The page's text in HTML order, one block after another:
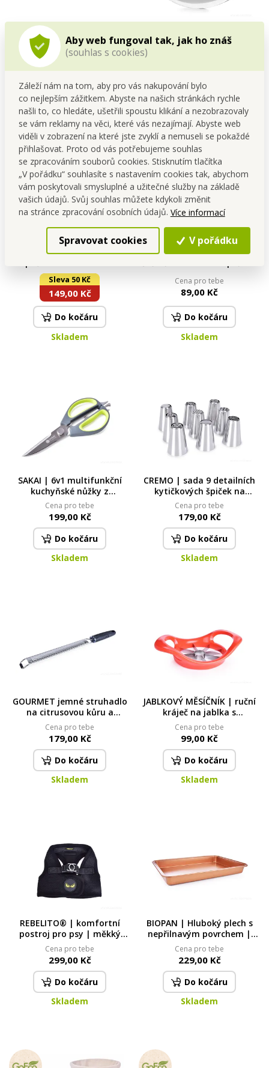
Aby web fungoval tak, jak ho znáš
(souhlas s cookies)
Záleží nám na tom, aby pro vás nakupování bylo
co nejlepším zážitkem. Abyste na našich stránkách rychle
našli to, co hledáte, ušetřili spoustu klikání a nezobrazovaly
se vám reklamy na věci, které vás nezajímají. Abyste web
viděli v zobrazení na které jste zvyklí a nemuseli se pokaždé
přihlašovat. Proto od vás potřebujeme souhlas
se zpracováním souborů cookies. Stisknutím tlačítka
„V pořádku“ souhlasíte s nastavením cookies tak, abychom
vám poskytovali smysluplné a užitečné služby na základě
vašich údajů. Svůj souhlas můžete kdykoli změnit
na stránce zpracování osobních údajů. Více informací
Spravovat cookies V pořádku
NEDOSTUPNÁ SASANKA® |
Náhradní návlek | jasně
zelený | 43 cm
Cena pro tebe
99,00 Kč
Do kočáru
Skladem
dvojnůž na bylinky a sekání
Do kočáru
Skladem
FC TRAVELLER |
zipy kufrů | číselný kód
Sleva 50 Kč
149,00 Kč
Do kočáru
Skladem
ART | 12 ks sada KULATÝCH
temperové i akrylové barvy
Cena pro tebe
89,00 Kč
Do kočáru
Skladem
SAKAI | 6v1 multifunkční
kuchyňské nůžky z
prvotřídní oceli
Cena pro tebe
199,00 Kč
Do kočáru
Skladem
CREMO | sada 9 detailních
kytičkových špiček na
zdobení krémů
Cena pro tebe
179,00 Kč
Do kočáru
Skladem
GOURMET jemné struhadlo
na citrusovou kůru a
parmezán | Nerezová čepel
s protiskluzovou rukojetí
Cena pro tebe
179,00 Kč
Do kočáru
Skladem
JABLKOVÝ MĚSÍČNÍK | ruční
kráječ na jablka s
odstraňovačem jadřince
Cena pro tebe
99,00 Kč
Do kočáru
Skladem
REBELITO® | komfortní
postroj pro psy | měkký
síťovaný materiál | suchý
zip + přezka | černý
Cena pro tebe
299,00 Kč
Do kočáru
Skladem
BIOPAN | Hluboký plech s
nepřilnavým povrchem |
objem 3900 ml | 42 cm
Cena pro tebe
229,00 Kč
Do kočáru
Skladem